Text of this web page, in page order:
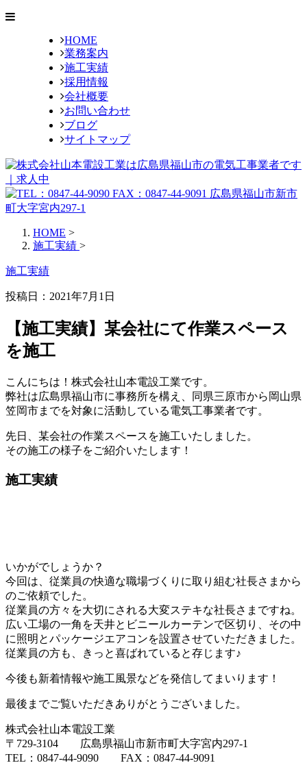
HOME
業務案内
施工実績
採用情報
会社概要
お問い合わせ
ブログ
サイトマップ
HOME >
施工実績 >
施工実績
投稿日：2021年7月1日
【施工実績】某会社にて作業スペース
を施工
こんにちは！株式会社山本電設工業です。
弊社は広島県福山市に事務所を構え、同県三原市から岡山県
笠岡市までを対象に活動している電気工事業者です。
先日、某会社の作業スペースを施工いたしました。
その施工の様子をご紹介いたします！
施工実績
いかがでしょうか？
今回は、従業員の快適な職場づくりに取り組む社長さまから
のご依頼でした。
従業員の方々を大切にされる大変ステキな社長さまですね。
広い工場の一角を天井とビニールカーテンで区切り、その中
に照明とパッケージエアコンを設置させていただきました。
従業員の方も、きっと喜ばれていると存じます♪
今後も新着情報や施工風景などを発信してまいります！
最後までご覧いただきありがとうございました。
株式会社山本電設工業
〒729-3104 広島県福山市新市町大字宮内297-1
TEL：0847-44-9090 FAX：0847-44-9091